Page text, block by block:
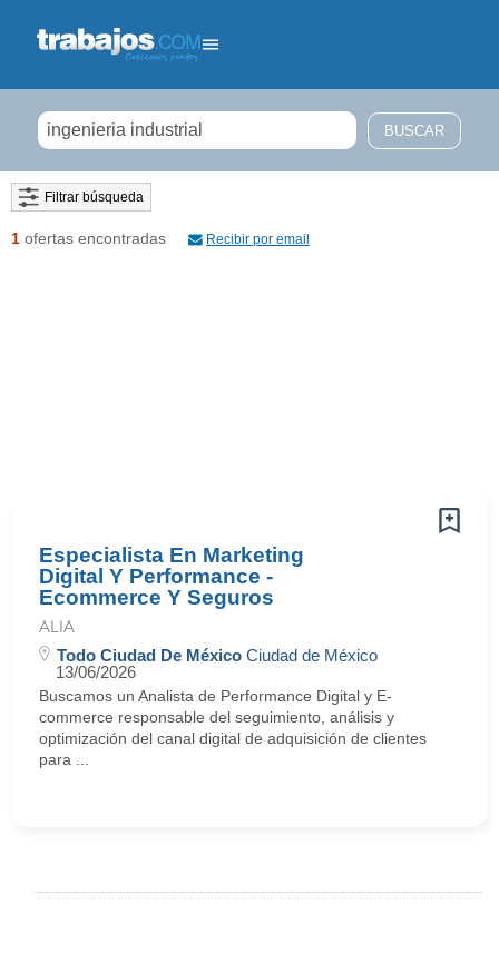
Filtrar búsqueda
1 ofertas encontradas Recibir por email
Especialista En Marketing
Digital Y Performance -
Ecommerce Y Seguros
ALIA
Todo Ciudad De México Ciudad de México
13/06/2026
Buscamos un Analista de Performance Digital y E-
commerce responsable del seguimiento, análisis y
optimización del canal digital de adquisición de clientes
para ...